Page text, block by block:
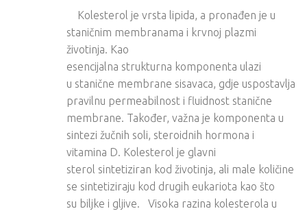
Kolesterol je vrsta lipida, a pronađen je u
staničnim membranama i krvnoj plazmi
životinja. Kao
esencijalna strukturna komponenta ulazi
u stanične membrane sisavaca, gdje uspostavlja
pravilnu permeabilnost i fluidnost stanične
membrane. Također, važna je komponenta u
sintezi žučnih soli, steroidnih hormona i
vitamina D. Kolesterol je glavni
sterol sintetiziran kod životinja, ali male količine
se sintetiziraju kod drugih eukariota kao što
su biljke i gljive. Visoka razina kolesterola u